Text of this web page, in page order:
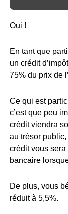
Oui !
En tant que
un crédit
75% du prix de
Ce qui est
c’est que peu
crédit viendra
au trésor public,
crédit vous sera
bancaire
De plus, vous
réduit à 5,5%.